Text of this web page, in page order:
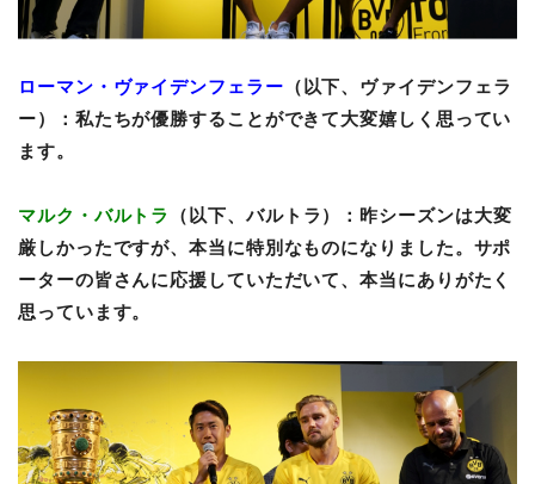
ローマン・ヴァイデンフェラー （以下、ヴァイデンフェラ
ー）：私たちが優勝することができて大変嬉しく思ってい
ます。
マルク・バルトラ
（以下、バルトラ）：昨シーズンは大変
厳しかったですが、本当に特別なものになりました。サポ
ーターの皆さんに応援していただいて、本当にありがたく
思っています。